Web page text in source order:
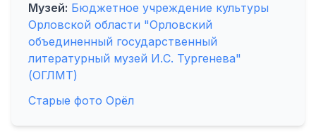
Музей: Бюджетное учреждение культуры
Орловской области "Орловский
объединенный государственный
литературный музей И.С. Тургенева"
(ОГЛМТ)
Старые фото Орёл